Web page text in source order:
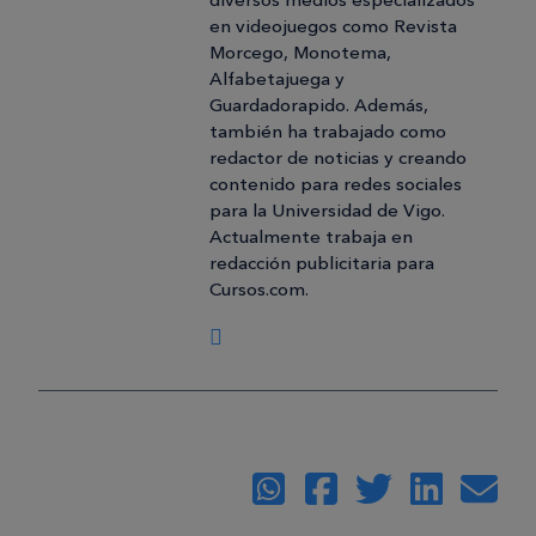
en videojuegos como Revista
Morcego, Monotema,
Alfabetajuega y
Guardadorapido. Además,
también ha trabajado como
redactor de noticias y creando
contenido para redes sociales
para la Universidad de Vigo.
Actualmente trabaja en
redacción publicitaria para
Cursos.com.